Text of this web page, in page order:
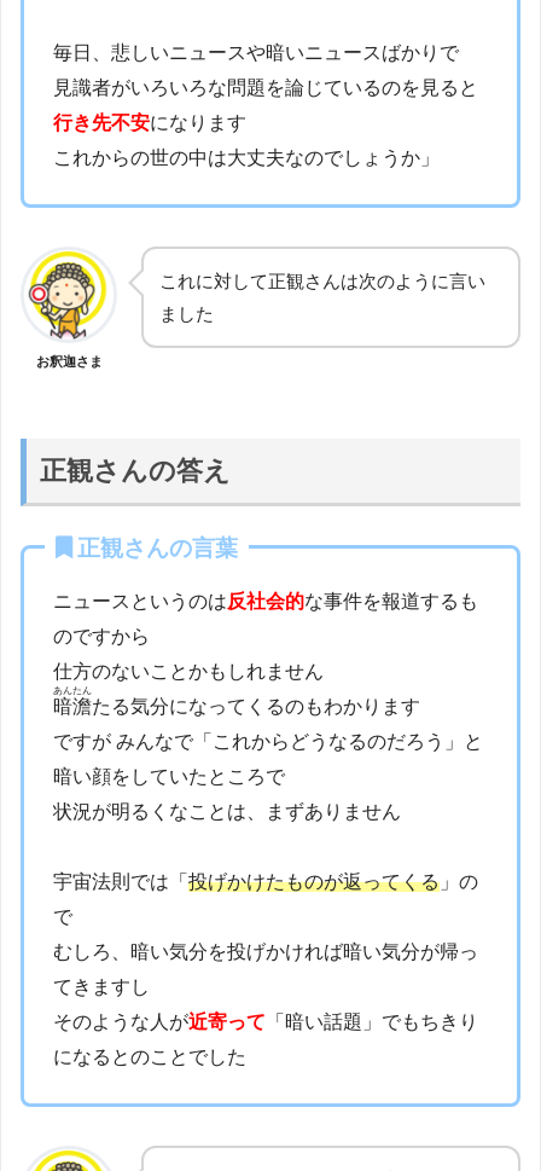
毎日、悲しいニュースや暗いニュースばかりで
見識者がいろいろな問題を論じているのを見ると
行き先不安になります
これからの世の中は大丈夫なのでしょうか」
お釈迦さま
これに対して正観さんは次のように言い
ました
正観さんの答え
正観さんの言葉
ニュースというのは反社会的な事件を報道するも
のですから
仕方のないことかもしれません
暗澹
あんたん
たる気分になってくるのもわかります
ですが みんなで「これからどうなるのだろう」と
暗い顔をしていたところで
状況が明るくなことは、まずありません
宇宙法則では「 投げかけたものが返ってくる 」の
で
むしろ、暗い気分を投げかければ暗い気分が帰っ
てきますし
そのような人が近寄って 「暗い話題」でもちきり
になるとのことでした